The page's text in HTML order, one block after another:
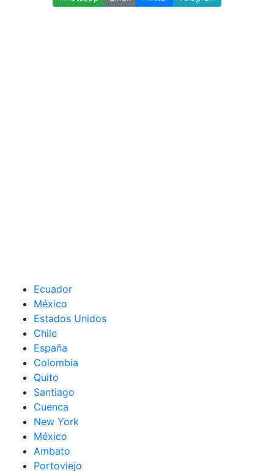
Ecuador
México
Estados Unidos
Chile
España
Colombia
Quito
Santiago
Cuenca
New York
México
Ambato
Portoviejo